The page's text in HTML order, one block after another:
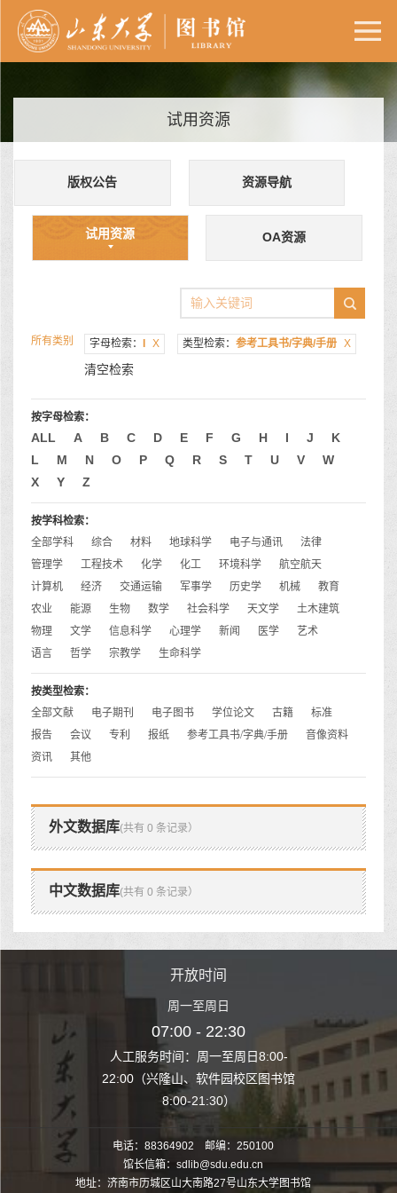
试用资源
版权公告 资源导航
试用资源 OA资源
所有类别 字母检索： X 类型检索： 参考工具书/字典/手册 X
清空检索
按字母检索：
ALL A B C D E F G H I J
K
L
M N O P Q R S T U V
W
X
Y Z
按学科检索：
全部学科
综合 材料 地球科学 电子与通讯
法律
管理学
工程技术 化学 化工 环境科学
航空航天
计算机
经济 交通运输 军事学 历史学 机械
教育
农业
能源 生物 数学 社会科学 天文学
土木建筑
物理
文学 信息科学 心理学 新闻 医学
艺术
语言
哲学 宗教学 生命科学
按类型检索：
全部文献
电子期刊 电子图书 学位论文 古籍
标准
报告
会议 专利 报纸 参考工具书/字典/手册
音像资料
资讯
其他
外文数据库(共有 0 条记录）
中文数据库(共有 0 条记录）
至周日8:00-
园校区图书馆
开放时间
周一至周日
07:00 - 22:30
人工服务时间：周一至周日8:00-
22:00（兴隆山、软件园校区图书馆
8:00-21:30）
人工服务时间
22:00（兴隆山
电话：88364902 邮编：250100
馆长信箱：sdlib@sdu.edu.cn
地址：济南市历城区山大南路27号山东大学图书馆